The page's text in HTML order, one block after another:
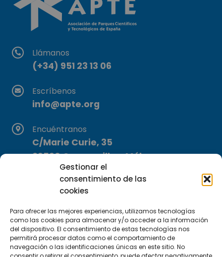
Gestionar el
consentimiento de las
cookies
Para ofrecer las mejores experiencias, utilizamos tecnologías
como las cookies para almacenar y/o acceder a la información
del dispositivo. El consentimiento de estas tecnologías nos
permitirá procesar datos como el comportamiento de
navegación o las identificaciones únicas en este sitio. No
Llámanos
(+34) 951 23 13 06
Escríbenos
info@apte.org
Encuéntranos
C/Marie Curie, 35
29590 Campanillas, Málaga
Suscríbete a nuestra Newsletter